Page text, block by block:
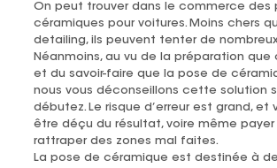
On peut trouver dans le commerce des
céramiques pour voitures. Moins chers
detailing, ils peuvent tenter de
Néanmoins, au vu de la préparation
et du savoir-faire que la pose de
nous vous déconseillons cette solution
débutez. Le risque d’erreur est grand, et
être déçu du résultat, voire même payer
rattraper des zones mal faites.
La pose de céramique est destinée à